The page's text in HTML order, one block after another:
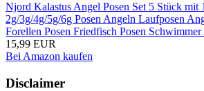
Njord Kalastus Angel Posen Set 5 Stück mit
2g/3g/4g/5g/6g Posen Angeln Laufposen
Forellen Posen Friedfisch Posen
15,99 EUR
Bei Amazon kaufen
Disclaimer